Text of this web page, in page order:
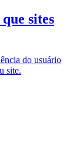
sites
do usuário
site.